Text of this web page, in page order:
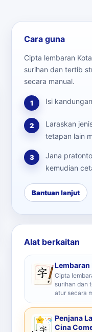
Cara guna
Cipta lembaran
surihan dan tertib
secara manual.
1 Isi
2
Laraskan
tetapan lain
3
Jana
kemudian
Bantuan lanjut
Alat berkaitan
Lembaran
Cipta
surihan dan
atur secara
Penjana
Cina